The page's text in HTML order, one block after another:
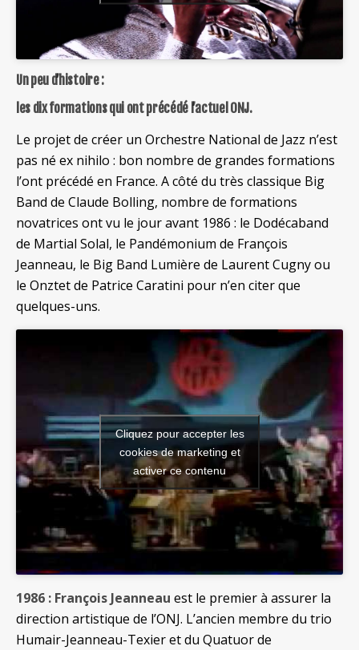
Un peu d’histoire :
les dix formations qui ont précédé l’actuel ONJ.
Le projet de créer un Orchestre National de Jazz n’est
pas né ex nihilo : bon nombre de grandes formations
l’ont précédé en France. A côté du très classique Big
Band de Claude Bolling, nombre de formations
novatrices ont vu le jour avant 1986 : le Dodécaband
de Martial Solal, le Pandémonium de François
Jeanneau, le Big Band Lumière de Laurent Cugny ou
le Onztet de Patrice Caratini pour n’en citer que
quelques-uns.
Cliquez pour accepter les
cookies de marketing et
activer ce contenu
1986 : François Jeanneau est le premier à assurer la
direction artistique de l’ONJ. L’ancien membre du trio
Humair-Jeanneau-Texier et du Quatuor de